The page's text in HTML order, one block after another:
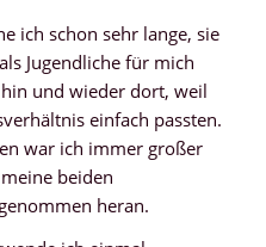
ich schon sehr lange, sie
Jugendliche für mich
und wieder dort, weil
einfach passten.
war ich immer großer
beiden
heran.